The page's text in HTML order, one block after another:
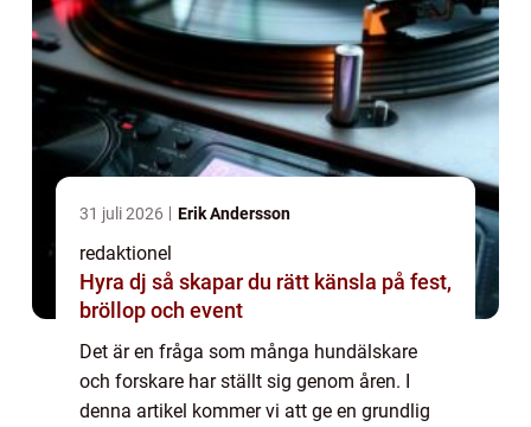
31 juli 2026 Erik Andersson
redaktionel
Hyra dj så skapar du rätt känsla på fest,
bröllop och event
Det är en fråga som många hundälskare
och forskare har ställt sig genom åren. I
denna artikel kommer vi att ge en grundlig